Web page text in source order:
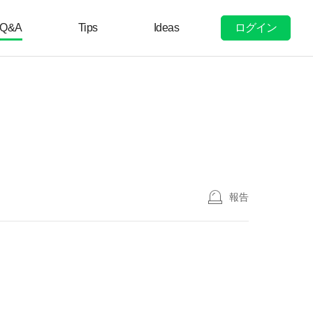
Q&A Tips Ideas ログイン
報告